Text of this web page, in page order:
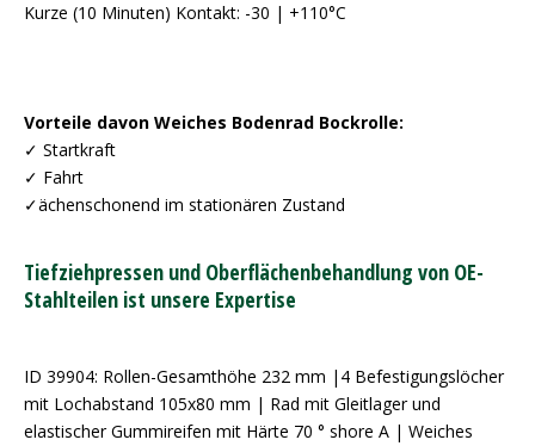
Kurze (10 Minuten) Kontakt: -30 | +110°C
Vorteile davon Weiches Bodenrad Bockrolle:
✓ Startkraft
✓ Fahrt
✓ächenschonend im stationären Zustand
Tiefziehpressen und Oberflächenbehandlung von OE-
Stahlteilen ist unsere Expertise
ID 39904: Rollen-Gesamthöhe 232 mm |4 Befestigungslöcher
mit Lochabstand 105x80 mm | Rad mit Gleitlager und
elastischer Gummireifen mit Härte 70 ° shore A | Weiches